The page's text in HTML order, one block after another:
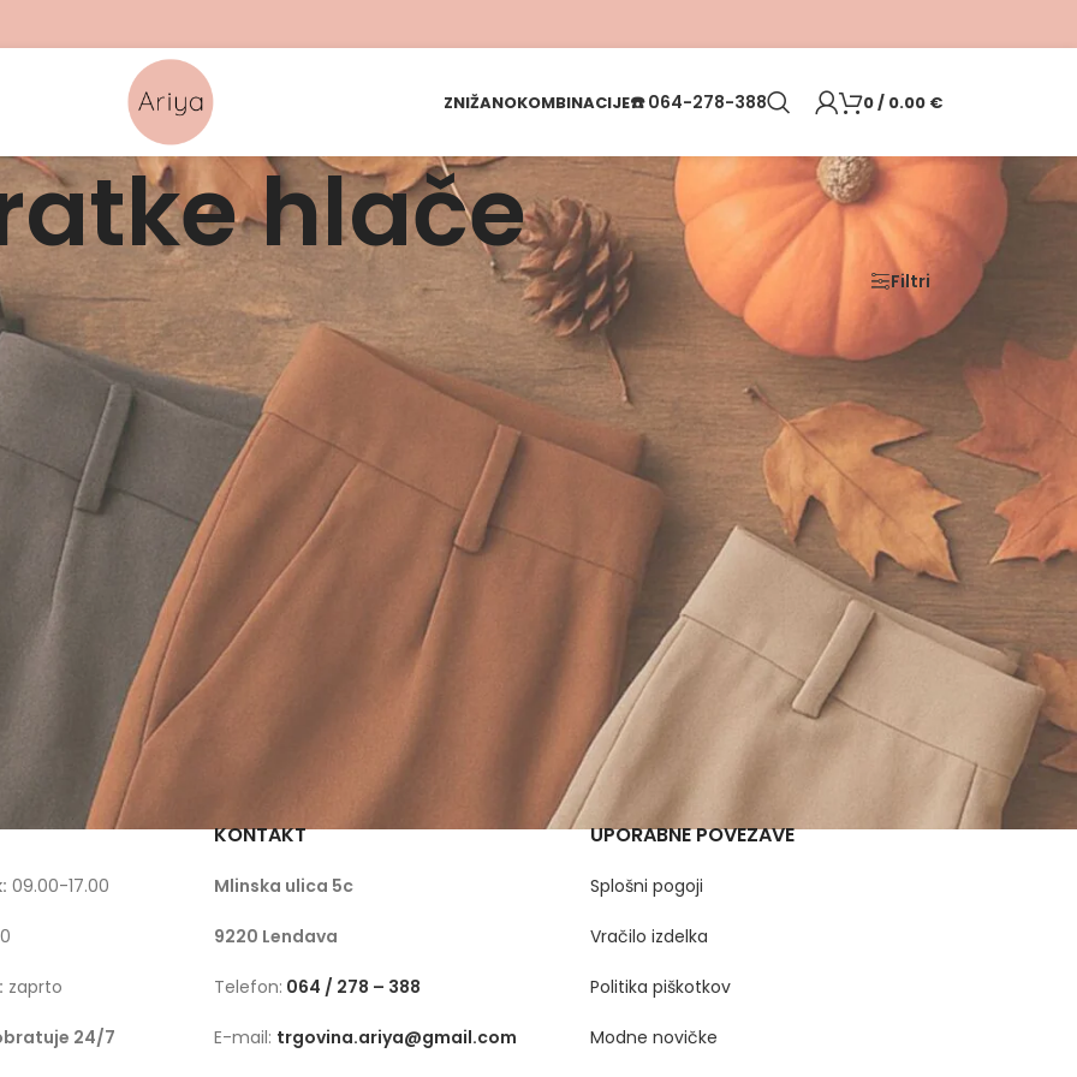
ZNIŽANOKOMBINACIJE☎️064-278-388 0/ 0.00 €
hlače
Filtri
09.00-17.00
zaprto
24/7
KONTAKT
Mlinska ulica 5c
9220 Lendava
Telefon: 064 / 278 – 388
E-mail: trgovina.ariya@gmail.com
UPORABNE POVEZAVE
Splošni pogoji
Vračilo izdelka
Politika piškotkov
Modne novičke